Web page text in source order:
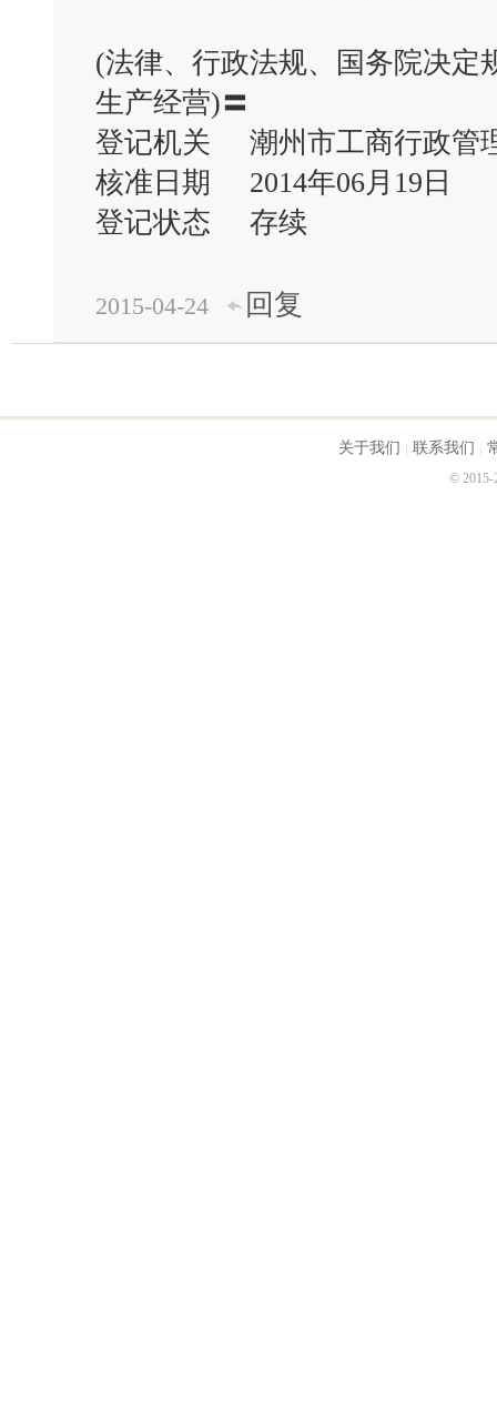
(法律、行政法规、国务院决定
生产经营)〓
登记机关 潮州市工商行政
核准日期 2014年06月19日
登记状态 存续
2015-04-24 回复
关于我们 联系我们
© 2015-